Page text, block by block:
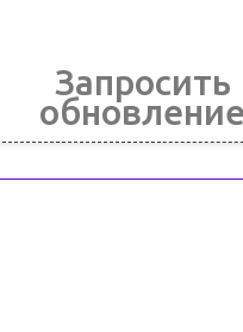
Запросить
обновление